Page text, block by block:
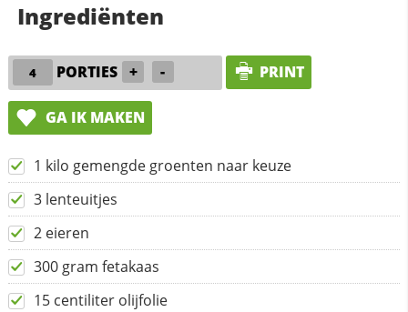
Ingrediënten
PORTIES + - PRINT
GA IK MAKEN
1 kilo gemengde groenten naar keuze
3 lenteuitjes
2 eieren
300 gram fetakaas
15 centiliter olijfolie